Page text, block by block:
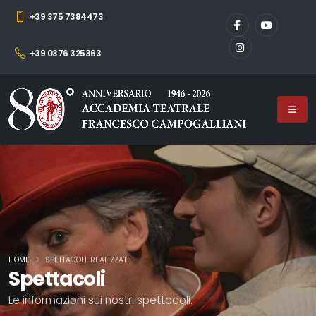
+39 375 7384473
+39 0376 325363
Spettacoli
Le informazioni sui nostri spettacoli.
HOME SPETTACOLI: REALIZZATI